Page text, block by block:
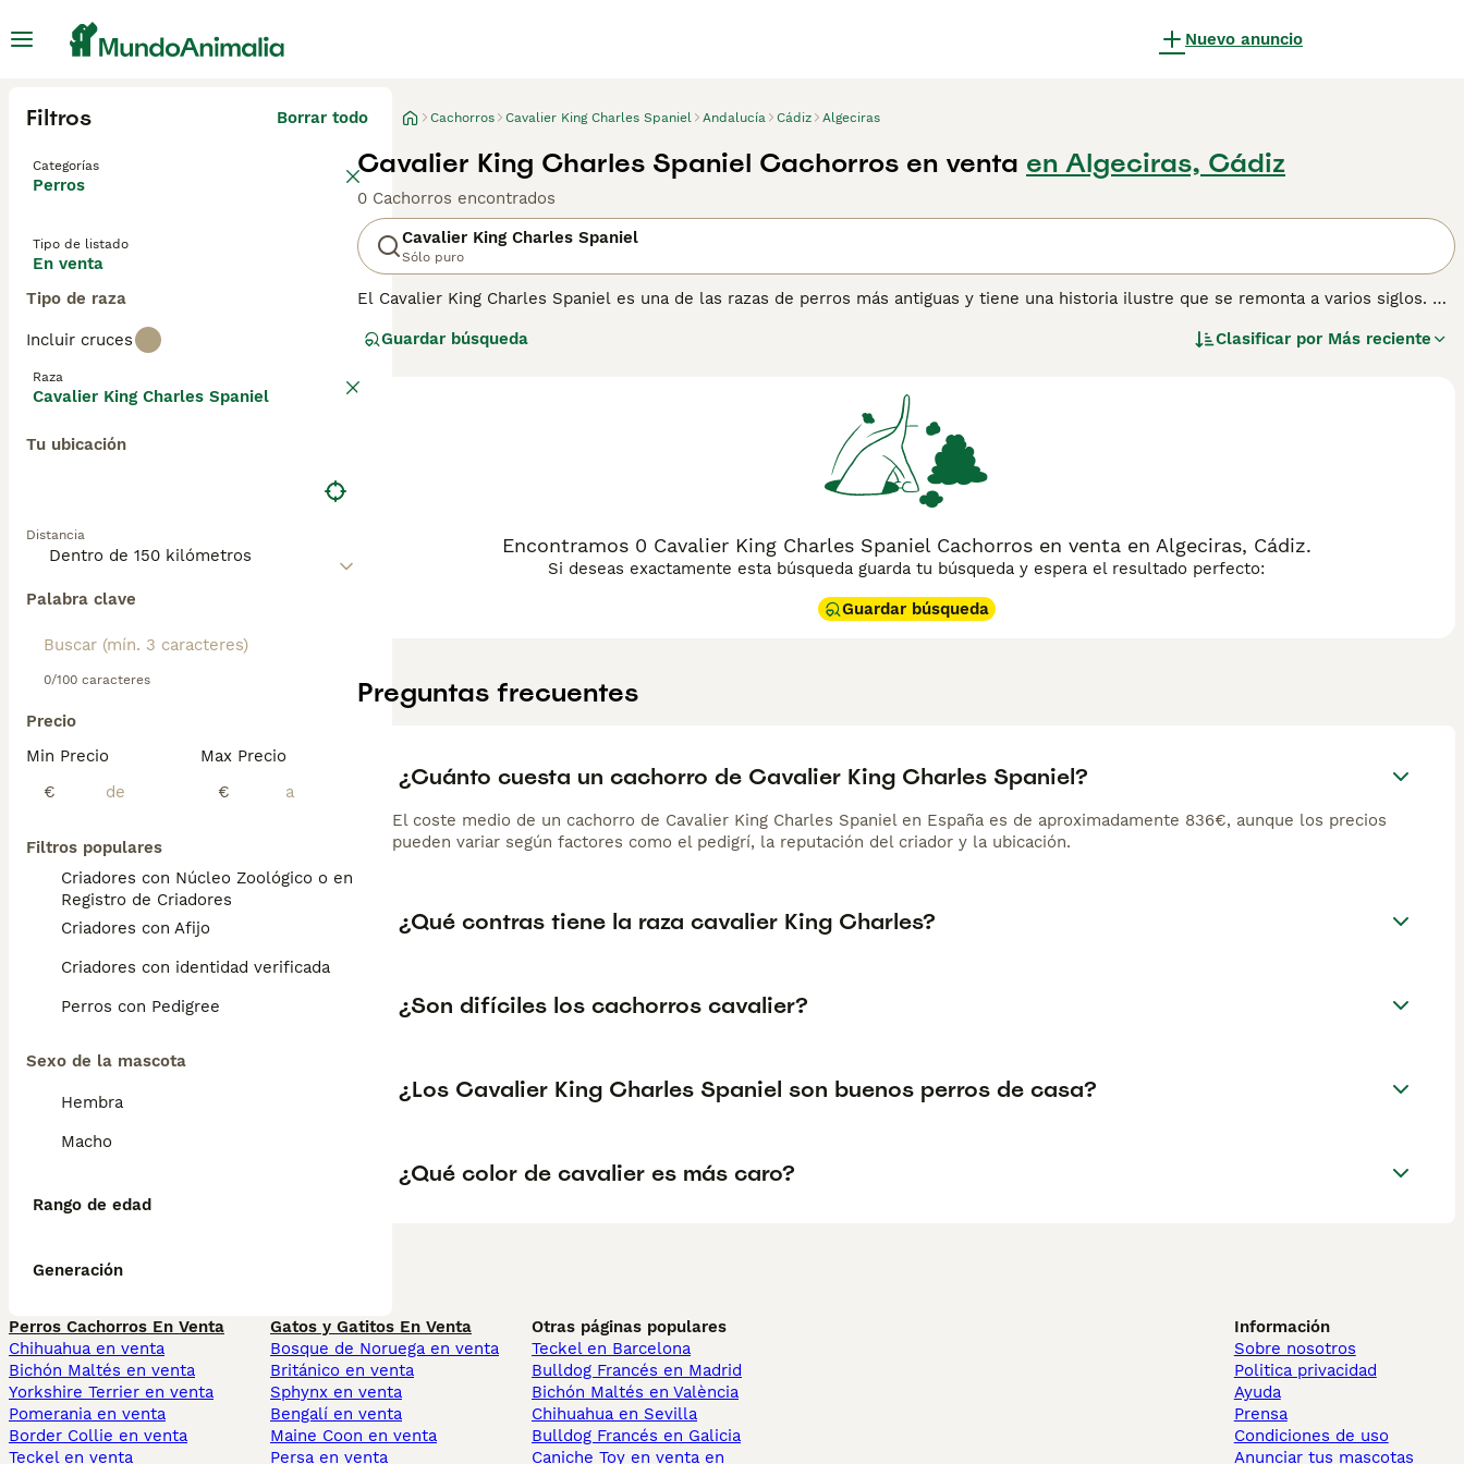
Nuevo anuncio
Filtros Borrar todo
Categorías
Perros
Tipo de listado
En venta
Tipo de raza
Incluir cruces
Raza
Cavalier King Charles Spaniel
Tu ubicación
Distancia
Palabra clave
0/100 caracteres
Precio
Min Precio
€
Max Precio
€
Filtros populares
Criadores con Núcleo Zoológico o en el
Registro de Criadores
Criadores con Afijo
Criadores con identidad verificada
Perros con Pedigree
Sexo de la mascota
Hembra
Macho
Rango de edad
Generación
Cachorros Cavalier King Charles Spaniel Andalucía Cádiz Algeciras
Cavalier King Charles Spaniel Cachorros en venta en Algeciras, Cádiz
0 Cachorros encontrados
Cavalier King Charles Spaniel
Sólo puro
El Cavalier King Charles Spaniel es una de las razas de perros más antiguas y tiene una historia ilustre que se remonta a varios siglos. El
en una de los perros más populares en Gran Bretaña. Los Cavaliers son más grandes que sus primos King Charles Spaniel y también
página de consejos de compra de Cavalier King Charles Spaniel
Guardar búsqueda Clasificar por Más reciente
Encontramos 0 Cavalier King Charles Spaniel Cachorros en venta en Algeciras, Cádiz.
Si deseas exactamente esta búsqueda guarda tu búsqueda y espera el resultado perfecto:
Guardar búsqueda
Preguntas frecuentes
¿Cuánto cuesta un cachorro de Cavalier King Charles Spaniel?
El coste medio de un cachorro de Cavalier King Charles Spaniel en España es de aproximadamente 836€, aunque los precios
pueden variar según factores como el pedigrí, la reputación del criador y la ubicación.
¿Qué contras tiene la raza cavalier King Charles?
¿Son difíciles los cachorros cavalier?
¿Los Cavalier King Charles Spaniel son buenos perros de casa?
¿Qué color de cavalier es más caro?
Perros Cachorros En Venta
Chihuahua en venta
Bichón Maltés en venta
Yorkshire Terrier en venta
Pomerania en venta
Border Collie en venta
Teckel en venta
Gatos y Gatitos En Venta
Bosque de Noruega en venta
Británico en venta
Sphynx en venta
Bengalí en venta
Maine Coon en venta
Persa en venta
Otras páginas populares
Teckel en Barcelona
Bulldog Francés en Madrid
Bichón Maltés en València
Chihuahua en Sevilla
Bulldog Francés en Galicia
Caniche Toy en venta en
Información
Sobre nosotros
Politica privacidad
Ayuda
Prensa
Condiciones de uso
Anunciar tus mascotas